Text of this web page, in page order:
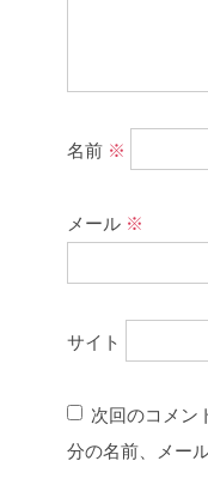
名前 ※
メール ※
サイト
次回のコメン
分の名前、メー